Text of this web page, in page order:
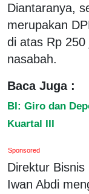
Diantaranya,
merupakan
di atas Rp
nasabah.
Baca Juga :
BI: Giro dan
Kuartal III
Sponsored
Direktur
Iwan Abdi